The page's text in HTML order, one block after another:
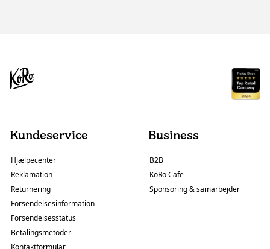
Kundeservice
Hjælpecenter
Reklamation
Returnering
Forsendelsesinformation
Forsendelsesstatus
Betalingsmetoder
Kontaktformular
Business
B2B
KoRo Cafe
Sponsoring & samarbejder